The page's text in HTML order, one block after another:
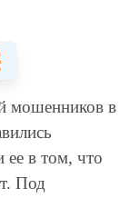
мошенников в
ее в том, что
Под